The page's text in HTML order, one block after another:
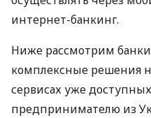
интернет-банкинг.
Ниже рассмотрим
комплексные решения
сервисах уже
предпринимателю из